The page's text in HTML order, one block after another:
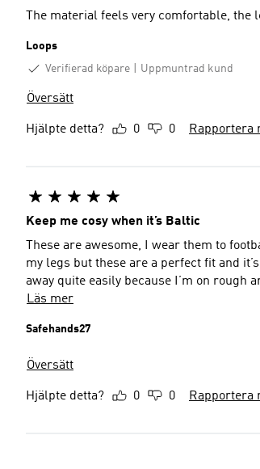
The material feels very comfortable, the
Loops
Verifierad köpare
Uppmuntrad kund
Översätt
Hjälpte detta? 0 0 Rapportera
Keep me cosy when it’s Baltic
These are awesome, I wear them to
my legs but these are a perfect fit and it’s not an issue. I have another pair where the
away quite easily because I’m on
Läs mer
Safehands27
Översätt
Hjälpte detta? 0 0 Rapportera